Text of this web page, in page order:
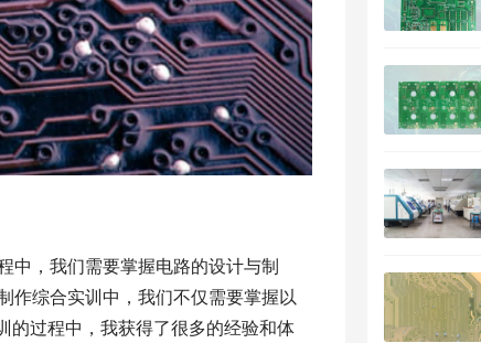
中，我们需要掌握电路的设计与制
作综合实训中，我们不仅需要掌握以
的过程中，我获得了很多的经验和体